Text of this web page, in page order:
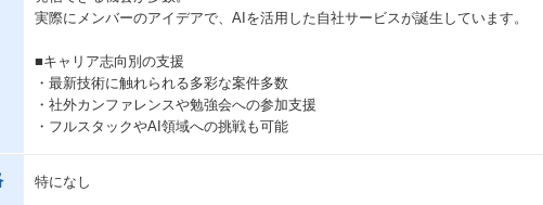
実際にメンバーのアイデアで、AIを活用した自社サービスが誕生しています。
■キャリア志向別の支援
・最新技術に触れられる多彩な案件多数
・社外カンファレンスや勉強会への参加支援
・フルスタックやAI領域への挑戦も可能
特になし